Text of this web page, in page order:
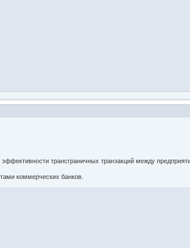
трансграничных транзакций между
коммерческих банков.